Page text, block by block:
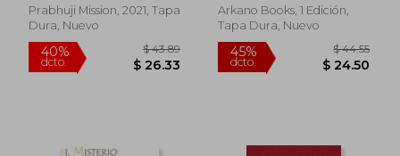
Prabhuji Mission, 2021, Tapa
Dura, Nuevo
Arkano Books, 1 Edición,
Tapa Dura, Nuevo